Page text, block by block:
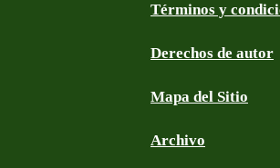
Términos y
Derechos de autor
Mapa del Sitio
Archivo